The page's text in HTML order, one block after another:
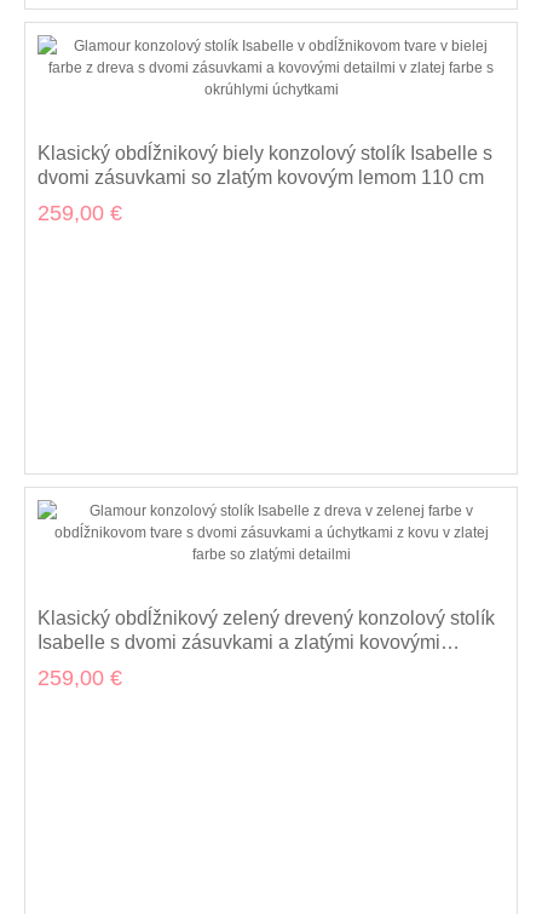
Klasický obdĺžnikový biely konzolový stolík Isabelle s
dvomi zásuvkami so zlatým kovovým lemom 110 cm
259,00 €
Klasický obdĺžnikový zelený drevený konzolový stolík
Isabelle s dvomi zásuvkami a zlatými kovovými
detailmi 110 cm
259,00 €